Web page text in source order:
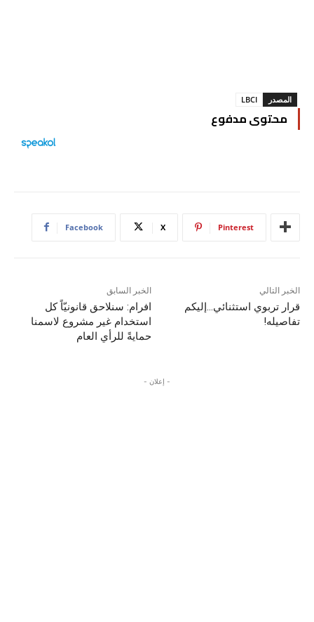
المصدر LBCI
محتوى مدفوع
Facebook X Pinterest
الخبر السابق
افرام: سنلاحق قانونيّاً كل
استخدام غير مشروع لاسمنا
حمايةً للرأي العام
الخبر التالي
قرار تربوي استثنائي…إليكم
تفاصيله!
- إعلان -